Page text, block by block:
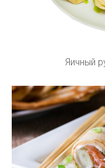
Яичный